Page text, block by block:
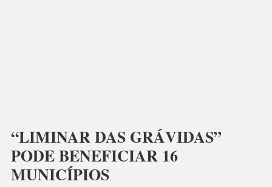
“LIMINAR DAS GRÁVIDAS”
PODE BENEFICIAR 16
MUNICÍPIOS